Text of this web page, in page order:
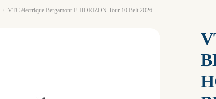
VTC électrique Bergamont E-HORIZON Tour 10 Belt 2026